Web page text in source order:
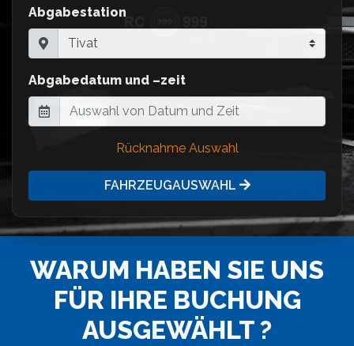
Abgabestation
Abgabedatum und –zeit
Rücknahme Auswahl
FAHRZEUGAUSWAHL
WARUM HABEN SIE UNS
FÜR IHRE BUCHUNG
AUSGEWÄHLT ?